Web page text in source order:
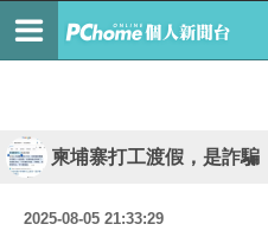
柬埔寨打工渡假，是詐騙
2025-08-05 21:33:29